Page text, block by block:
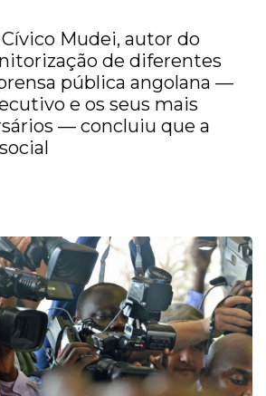
Mudei, autor do
de diferentes
pública angolana —
e os seus mais
— concluiu que a